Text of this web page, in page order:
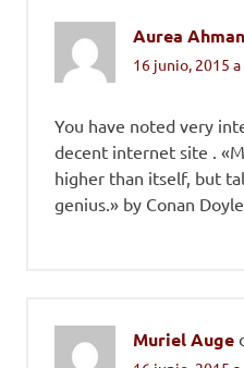
Aurea
16 junio, 2015 a
You have noted very
decent internet site .
higher than itself, but
genius.» by Conan
Muriel Auge